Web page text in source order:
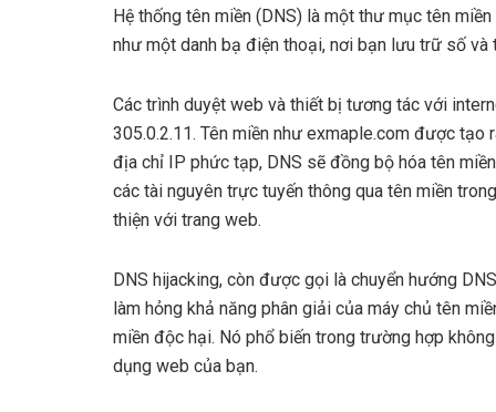
Hệ thống tên miền (DNS) là một thư mục tên
như một danh bạ điện thoại, nơi bạn lưu trữ số
Các trình duyệt web và thiết bị tương tác với
305.0.2.11. Tên miền như exmaple.com được tạo
địa chỉ IP phức tạp, DNS sẽ đồng bộ hóa tên
các tài nguyên trực tuyến thông qua tên miền
thiện với trang web.
DNS hijacking, còn được gọi là chuyển hướng
làm hỏng khả năng phân giải của máy chủ tên
miền độc hại. Nó phổ biến trong trường hợp
dụng web của bạn.